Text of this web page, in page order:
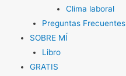
Clima laboral
Preguntas Frecuentes
SOBRE MÍ
Libro
GRATIS